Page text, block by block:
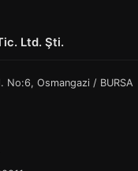
Ltd. Şti.
No:6, Osmangazi / BURSA